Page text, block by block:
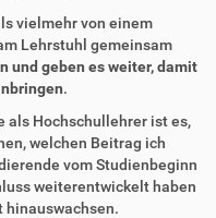
vielmehr von einem
Lehrstuhl gemeinsam
und geben es weiter, damit
.
als Hochschullehrer ist es,
welchen Beitrag ich
vom Studienbeginn
weiterentwickelt haben
hinauswachsen.